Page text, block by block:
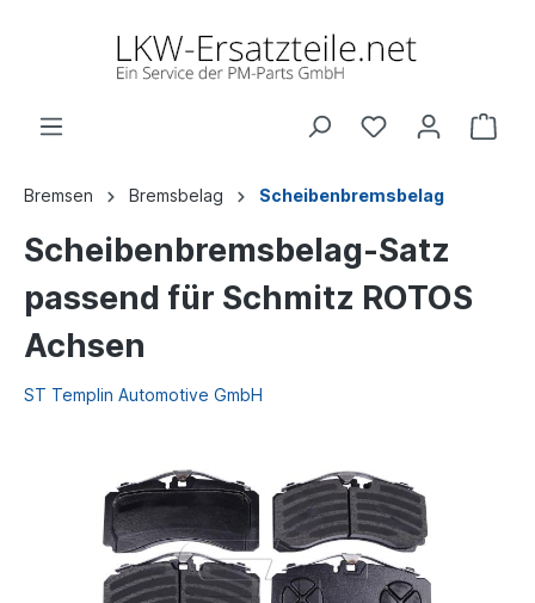
Bremsen Bremsbelag Scheibenbremsbelag
Scheibenbremsbelag-Satz
passend für Schmitz ROTOS
Achsen
ST Templin Automotive GmbH